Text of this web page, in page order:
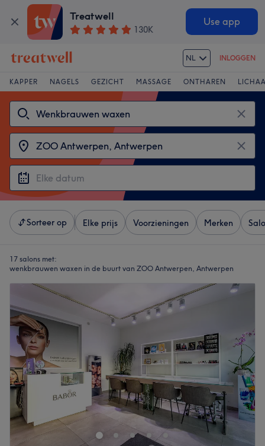
Treatwell
130K
Use app
NL INLOGGEN
KAPPER NAGELS GEZICHT MASSAGE ONTHAREN
Sorteer op Elke prijs Voorzieningen Merken
17 salons met:
wenkbrauwen waxen in de buurt van ZOO Antwerpen, Antwerpen